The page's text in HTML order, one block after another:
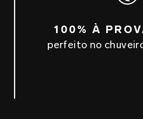
100% À
perfeito no